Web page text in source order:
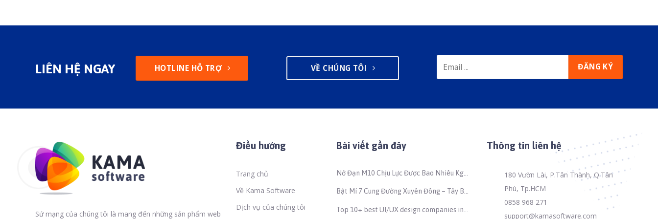
LIÊN HỆ NGAY HOTLINE HỖ TRỢ VỀ CHÚNG TÔI
Sứ mạng của chúng tôi là mang đến những sản phẩm web
Điều hướng
Trang chủ
Về Kama Software
Dịch vụ của chúng tôi
Bài viết gần đây
Nở Đạn M10 Chịu Lực Được Bao Nhiêu Kg
Bật Mí 7 Cung Đường Xuyên Đông – Tây Bắc
Top 10+ best UI/UX design companies in
Thông tin liên hệ
180 Vườn Lài, P.Tân Thành, Q.Tân
Phú, Tp.HCM
0858 968 271
support@kamasoftware.com